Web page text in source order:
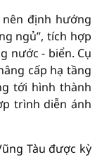
định hướng
ngủ”, tích hợp
nước - biển. Cụ
cấp hạ tầng
tới hình thành
trình diễn ánh
Tàu được kỳ